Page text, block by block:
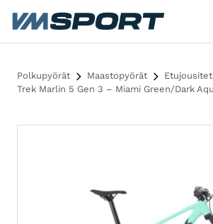
Siirry sisältöön
Polkupyörät Maastopyörät
Trek Marlin 5 Gen 3 – Miami Green/Dark